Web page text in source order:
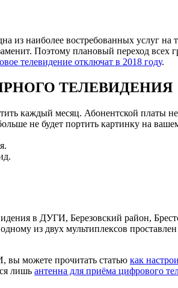
из наиболее востребованных услуг на
Поэтому плановый переход
телевидение отключат в 2018 году.
ТЕЛЕВИДЕНИЯ
каждый месяц. Абонентской платы
не будет портить картинку на
в ДУГИ, Березовский район,
из двух мультиплексов проставлен
вы можете прочитать статью как
лишь антенна для приёма цифрового